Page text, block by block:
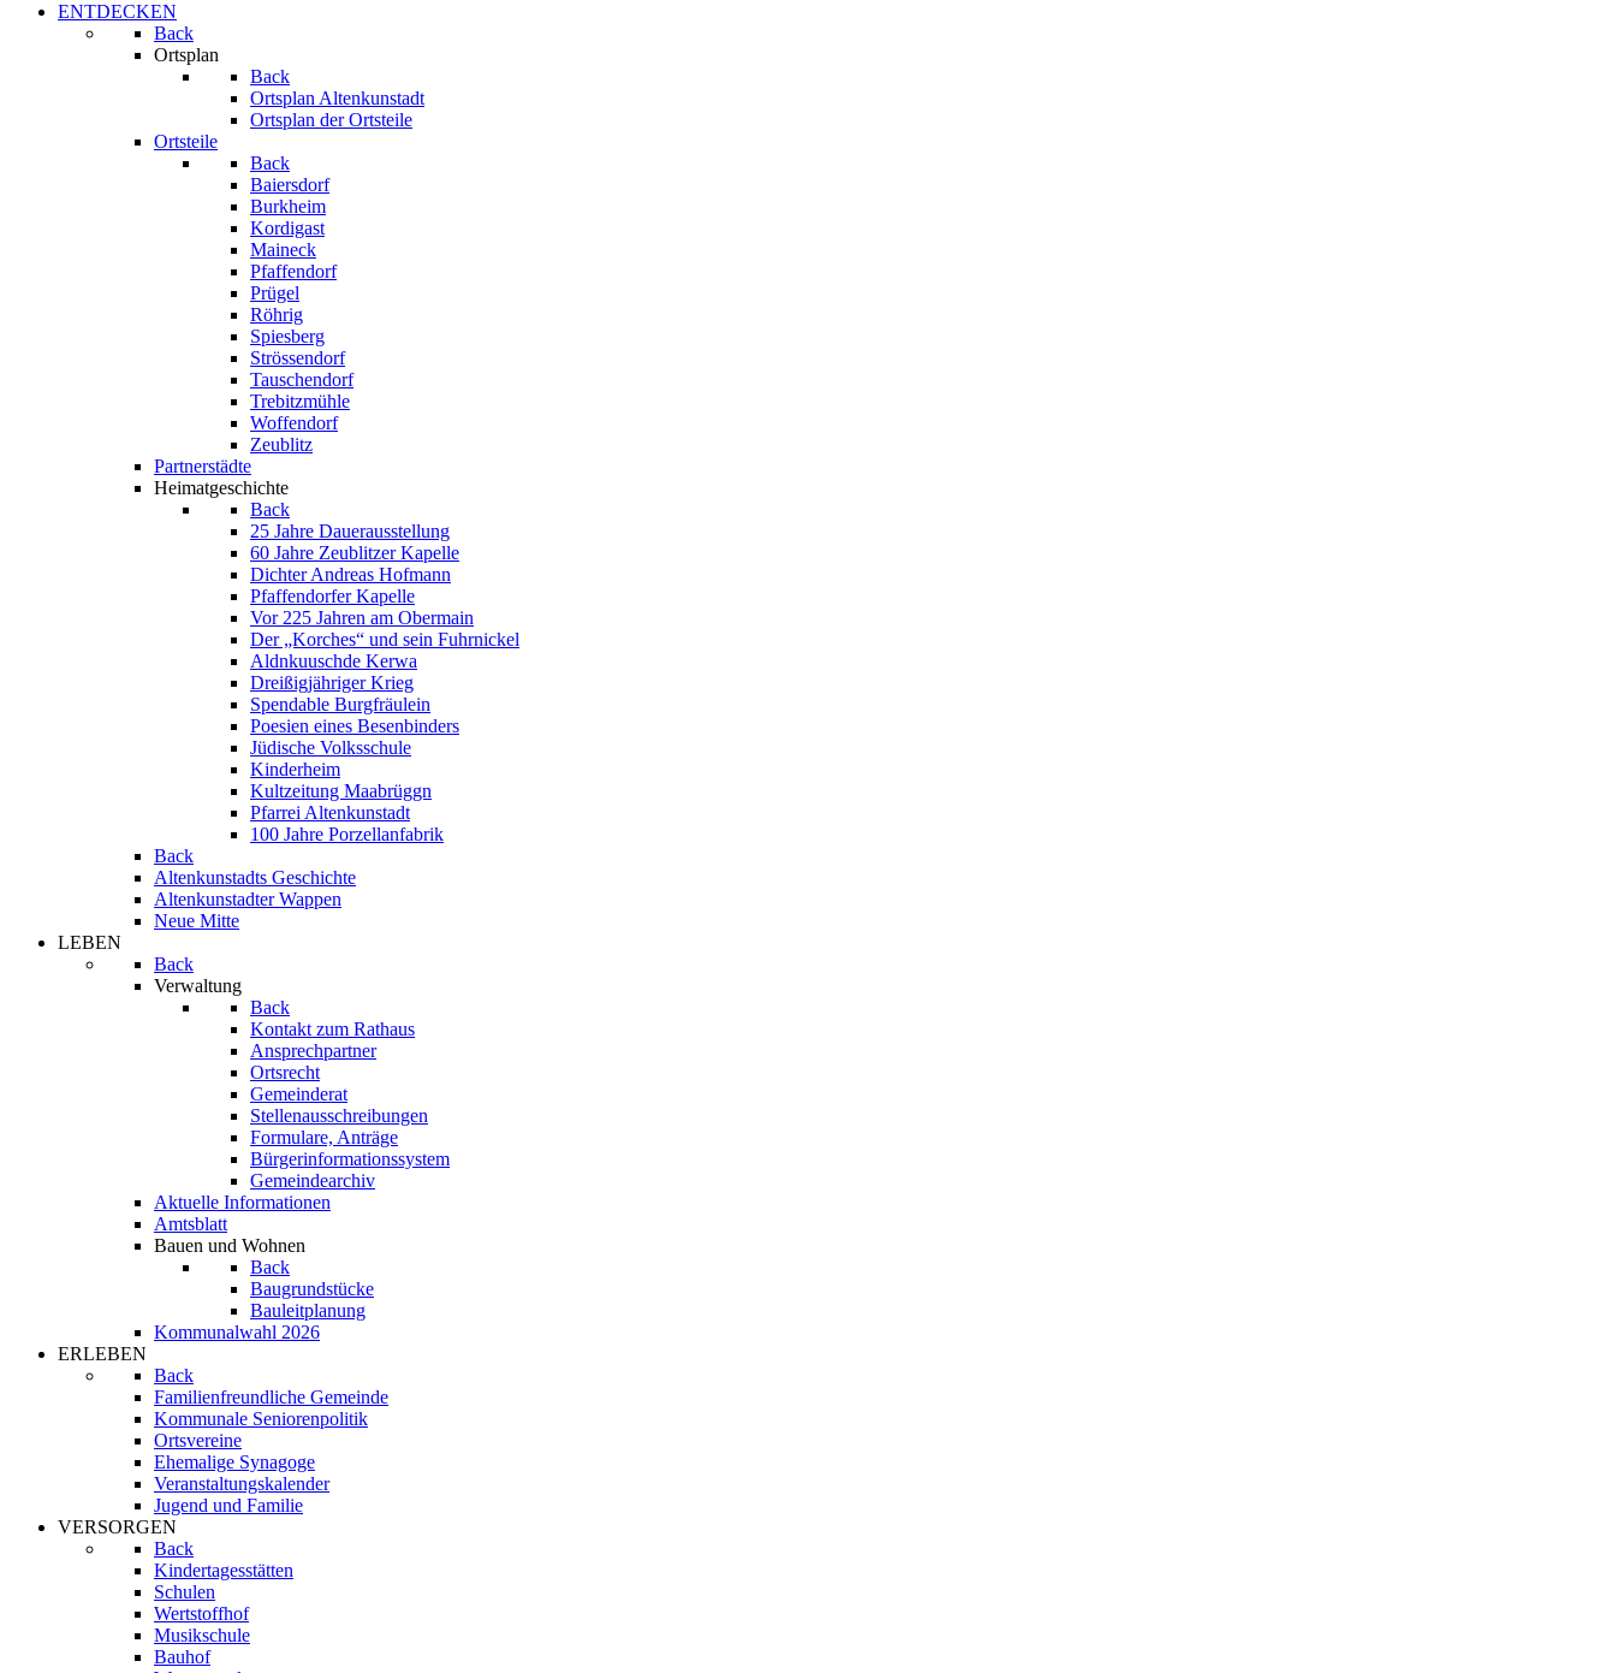
ENTDECKEN
Back
Ortsplan
Back
Ortsplan Altenkunstadt
Ortsplan der Ortsteile
Ortsteile
Back
Baiersdorf
Burkheim
Kordigast
Maineck
Pfaffendorf
Prügel
Röhrig
Spiesberg
Strössendorf
Tauschendorf
Trebitzmühle
Woffendorf
Zeublitz
Partnerstädte
Heimatgeschichte
Back
25 Jahre Dauerausstellung
60 Jahre Zeublitzer Kapelle
Dichter Andreas Hofmann
Pfaffendorfer Kapelle
Vor 225 Jahren am Obermain
Der „Korches“ und sein Fuhrnickel
Aldnkuuschde Kerwa
Dreißigjähriger Krieg
Spendable Burgfräulein
Poesien eines Besenbinders
Jüdische Volksschule
Kinderheim
Kultzeitung Maabrüggn
Pfarrei Altenkunstadt
100 Jahre Porzellanfabrik
Back
Altenkunstadts Geschichte
Altenkunstadter Wappen
Neue Mitte
LEBEN
Back
Verwaltung
Back
Kontakt zum Rathaus
Ansprechpartner
Ortsrecht
Gemeinderat
Stellenausschreibungen
Formulare, Anträge
Bürgerinformationssystem
Gemeindearchiv
Aktuelle Informationen
Amtsblatt
Bauen und Wohnen
Back
Baugrundstücke
Bauleitplanung
Kommunalwahl 2026
ERLEBEN
Back
Familienfreundliche Gemeinde
Kommunale Seniorenpolitik
Ortsvereine
Ehemalige Synagoge
Veranstaltungskalender
Jugend und Familie
VERSORGEN
Back
Kindertagesstätten
Schulen
Wertstoffhof
Musikschule
Bauhof